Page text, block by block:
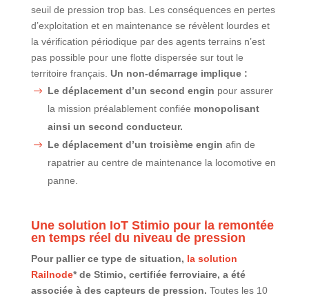
seuil de pression trop bas. Les conséquences en pertes
d’exploitation et en maintenance se révèlent lourdes et
la vérification périodique par des agents terrains n’est
pas possible pour une flotte dispersée sur tout le
territoire français. Un non-démarrage implique :
Le déplacement d’un second engin pour assurer
la mission préalablement confiée monopolisant
ainsi un second conducteur.
Le déplacement d’un troisième engin afin de
rapatrier au centre de maintenance la locomotive en
panne.
Une solution IoT Stimio pour la remontée
en temps réel du niveau de pression
Pour pallier ce type de situation, la solution
Railnode* de Stimio, certifiée ferroviaire, a été
associée à des capteurs de pression. Toutes les 10